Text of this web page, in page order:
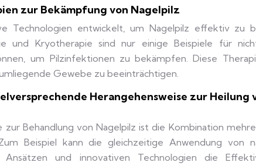
zur Bekämpfung von Nagelpilz
Technologien entwickelt, um Nagelpilz effektiv zu
und Kryotherapie sind nur einige Beispiele für
um Pilzinfektionen zu bekämpfen. Diese
Gewebe zu beeinträchtigen.
Herangehensweise zur Heilung
zur Behandlung von Nagelpilz ist die Kombination
Beispiel kann die gleichzeitige Anwendung von
Ansätzen und innovativen Technologien die